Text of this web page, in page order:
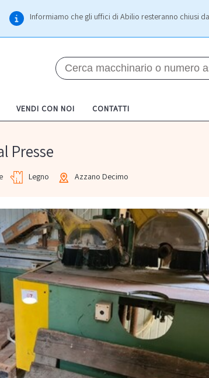
Informiamo che gli uffici di Abilio resteranno chiusi
VENDI CON NOI CONTATTI
Presse
Legno Azzano Decimo